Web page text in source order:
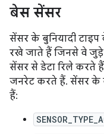
बेस सेंसर
सेंसर के बुनियादी
रखे जाते हैं जिनसे वे
सेंसर से डेटा रिले करते
जनरेट करते हैं. सेंसर के
हैं: